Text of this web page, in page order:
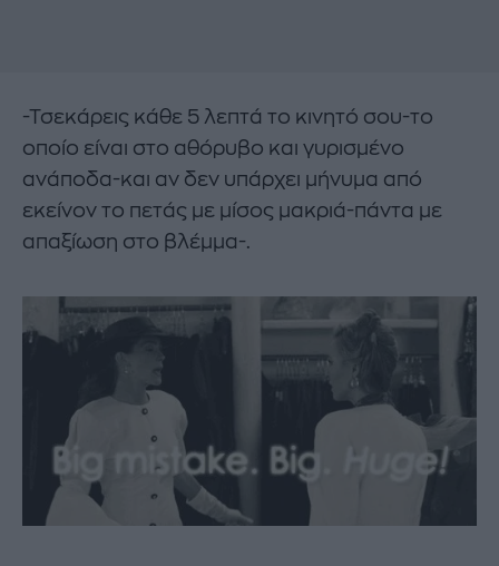
-Τσεκάρεις κάθε 5 λεπτά το κινητό σου-το
οποίο είναι στο αθόρυβο και γυρισμένο
ανάποδα-και αν δεν υπάρχει μήνυμα από
εκείνον το πετάς με μίσος μακριά-πάντα με
απαξίωση στο βλέμμα-.